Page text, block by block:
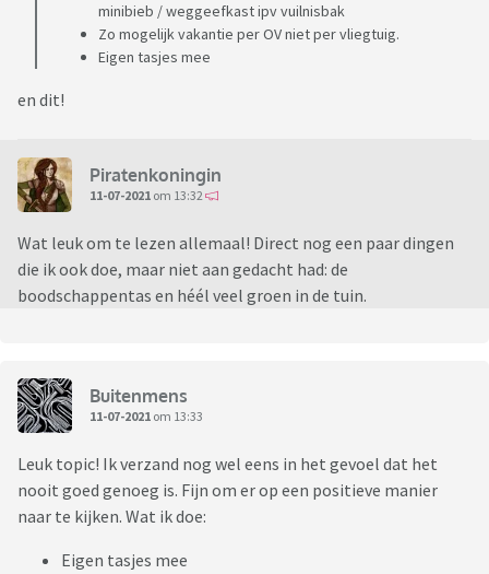
minibieb / weggeefkast ipv vuilnisbak
Zo mogelijk vakantie per OV niet per vliegtuig.
Eigen tasjes mee
en dit!
Piratenkoningin
11-07-2021 om 13:32
Wat leuk om te lezen allemaal! Direct nog een paar dingen
die ik ook doe, maar niet aan gedacht had: de
boodschappentas en héél veel groen in de tuin.
Buitenmens
11-07-2021 om 13:33
Leuk topic! Ik verzand nog wel eens in het gevoel dat het
nooit goed genoeg is. Fijn om er op een positieve manier
naar te kijken. Wat ik doe:
Eigen tasjes mee